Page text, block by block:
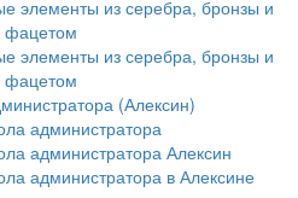
элементы из серебра, бронзы и
фацетом
элементы из серебра, бронзы и
фацетом
(Алексин)
администратора
администратора Алексин
администратора в Алексине